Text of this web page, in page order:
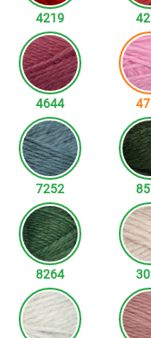
4219
4644
7252
8264